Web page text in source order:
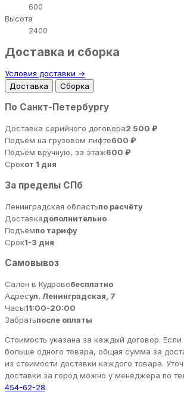
600
Высота
2400
Доставка и сборка
Условия доставки →
Доставка
Сборка
По Санкт-Петербургу
Доставка серийного договора2 500 ₽
Подъём на грузовом лифте600 ₽
Подъём вручную, за этаж600 ₽
Срокот 1 дня
За пределы СПб
Ленинградская областьпо расчёту
Доставкадополнительно
Подъёмпо тарифу
Срок1-3 дня
Самовывоз
Салон в Кудровобесплатно
Адресул. Ленинградская, 7
Часы11:00-20:00
Забратьпосле оплаты
Стоимость указана за каждый договор. Если
больше одного товара, общая сумма за
из стоимости доставки каждого товара.
доставки за город можно у менеджера по
454-62-28.